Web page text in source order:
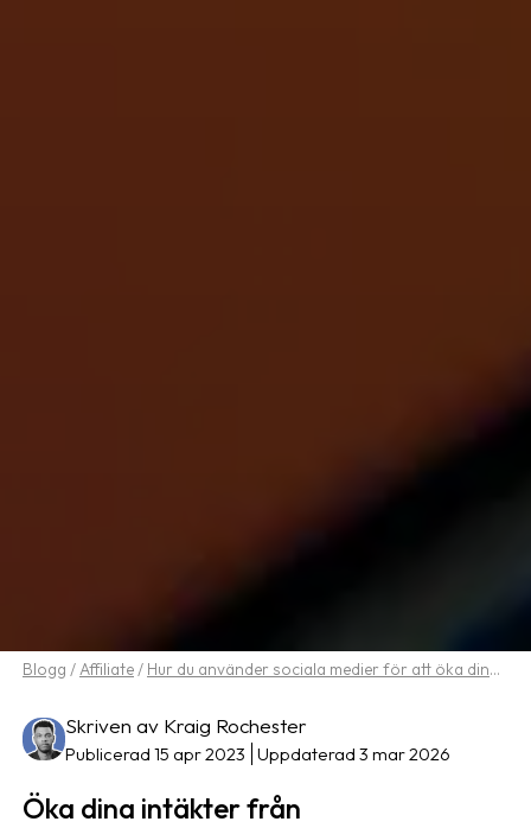
Blogg /Affiliate/ Hur du använder sociala medier för att öka dina intäkter från affiliatemarknadsföring
Skriven av Kraig Rochester
Publicerad 15 apr 2023 Uppdaterad 3 mar 2026
Öka dina intäkter från